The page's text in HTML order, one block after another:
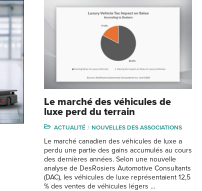
Le marché des véhicules de
luxe perd du terrain
ACTUALITÉ NOUVELLES DES ASSOCIATIONS
Le marché canadien des véhicules de luxe a
perdu une partie des gains accumulés au cours
des dernières années. Selon une nouvelle
analyse de DesRosiers Automotive Consultants
(DAC), les véhicules de luxe représentaient 12,5
% des ventes de véhicules légers …